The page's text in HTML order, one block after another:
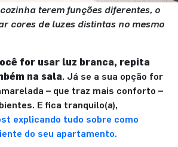
terem funções diferentes, o
cores de luzes distintas no mesmo
for usar luz branca, repita
na sala. Já se a sua opção for
– que traz mais conforto –
E fica tranquilo(a),
explicando tudo sobre como
do seu apartamento.